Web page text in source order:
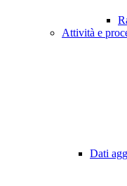
Attività e
Dati